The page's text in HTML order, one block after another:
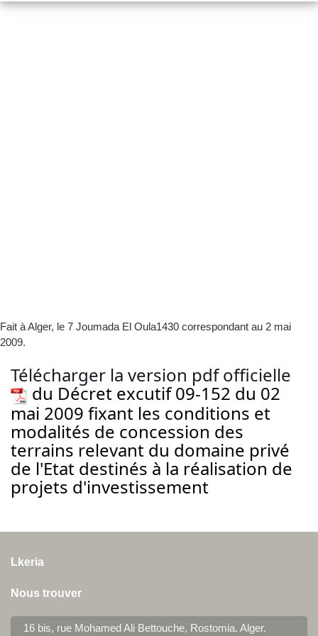
Fait à Alger, le 7 Joumada El Oula1430 correspondant au 2 mai
2009.
Télécharger la version pdf officielle
du Décret excutif 09-152 du 02
mai 2009 fixant les conditions et
modalités de concession des
terrains relevant du domaine privé
de l'Etat destinés à la réalisation de
projets d'investissement
Lkeria
Nous trouver
16 bis, rue Mohamed Ali Bettouche, Rostomia. Alger.